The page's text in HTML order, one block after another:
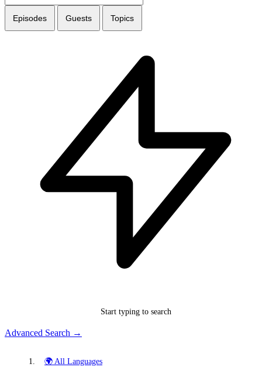
Episodes Guests Topics
Start typing to search
Advanced Search →
🌍 All Languages